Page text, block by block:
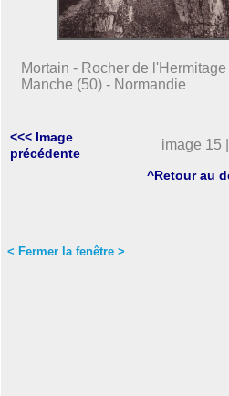
Mortain - Rocher de
Manche (50) - Normandie
<<< Image
précédente
image 15
^Retour au
< Fermer la fenêtre >